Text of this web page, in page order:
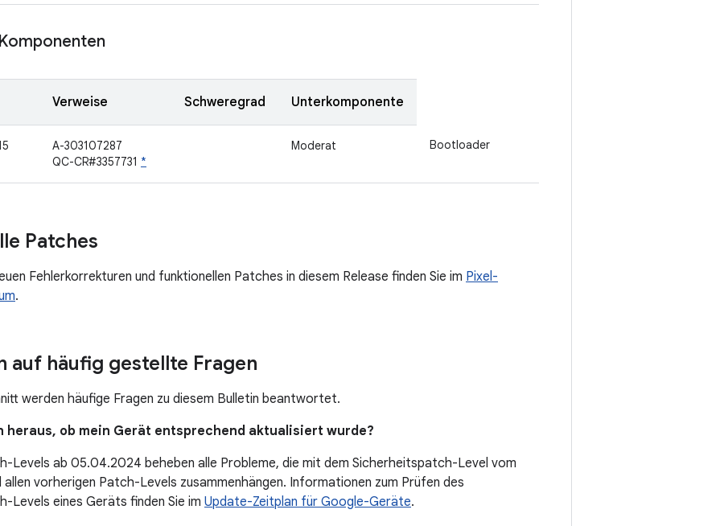
Verweise Schweregrad Unterkomponente
A-303107287
QC-CR#3357731 *
Moderat Bootloader
Patches
Fehlerkorrekturen und funktionellen Patches in diesem Release finden Sie im Pixel-
.
auf häufig gestellte Fragen
werden häufige Fragen zu diesem Bulletin beantwortet.
heraus, ob mein Gerät entsprechend aktualisiert wurde?
Levels ab 05.04.2024 beheben alle Probleme, die mit dem Sicherheitspatch-Level vom
vorherigen Patch-Levels zusammenhängen. Informationen zum Prüfen des
Levels eines Geräts finden Sie im Update-Zeitplan für Google-Geräte.